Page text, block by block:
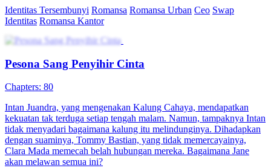
Identitas Tersembunyi Romansa Romansa Urban Ceo Swap
Identitas Romansa Kantor
Pesona Sang Penyihir Cinta
Chapters: 80
Intan Juandra, yang mengenakan Kalung Cahaya, mendapatkan
kekuatan tak terduga setiap tengah malam. Namun, tampaknya Intan
tidak menyadari bagaimana kalung itu melindunginya. Dihadapkan
dengan suaminya, Tommy Bastian, yang tidak memercayainya,
Clara Mada memecah belah hubungan mereka. Bagaimana Jane
akan melawan semua ini?